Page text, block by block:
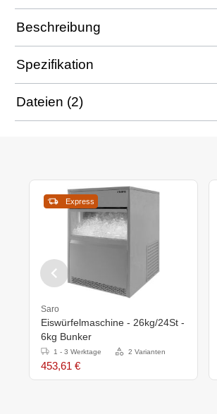
Beschreibung
Spezifikation
Dateien (2)
Express
Saro
Eiswürfelmaschine - 26kg/24St -
6kg Bunker
1 - 3 Werktage 2 Varianten
453,61 €